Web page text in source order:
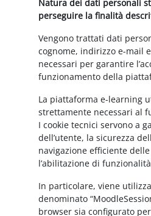
Natura dei dati personali
perseguire la finalità
Vengono trattati dati
cognome, indirizzo e-mail
necessari per garantire
funzionamento della
La piattaforma e-learning
strettamente necessari al
I cookie tecnici servono a
dell’utente, la sicurezza
navigazione efficiente
l’abilitazione di
In particolare, viene
denominato
browser sia configurato